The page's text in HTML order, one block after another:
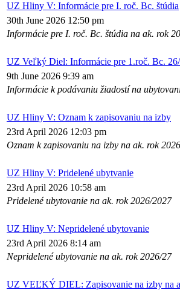
UZ Hliny V: Informácie pre I. roč. Bc. štúdia
30th June 2026 12:50 pm
Informácie pre I. roč. Bc. štúdia na ak. rok
UZ Veľký Diel: Informácie pre 1.roč. Bc.
9th June 2026 9:39 am
Informácie k podávaniu žiadostí na
UZ Hliny V: Oznam k zapisovaniu na izby
23rd April 2026 12:03 pm
Oznam k zapisovaniu na izby na ak. rok
UZ Hliny V: Pridelené ubytvanie
23rd April 2026 10:58 am
Pridelené ubytovanie na ak. rok 2026/2027
UZ Hliny V: Nepridelené ubytovanie
23rd April 2026 8:14 am
Nepridelené ubytovanie na ak. rok 2026/27
UZ VEĽKÝ DIEL: Zapisovanie na izby na